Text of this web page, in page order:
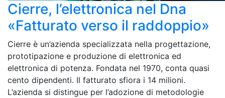
Cierre, l’elettronica nel Dna
«Fatturato verso il raddoppio»
Cierre è un’azienda specializzata nella progettazione,
prototipazione e produzione di elettronica ed
elettronica di potenza. Fondata nel 1970, conta quasi
cento dipendenti. Il fatturato sfiora i 14 milioni.
L’azienda si distingue per l’adozione di metodologie